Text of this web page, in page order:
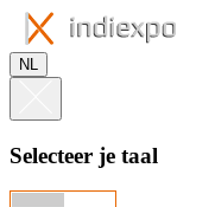
NL
Selecteer je taal